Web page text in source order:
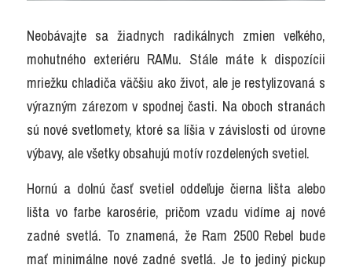
Neobávajte sa žiadnych radikálnych zmien veľkého,
mohutného exteriéru RAMu. Stále máte k dispozícii
mriežku chladiča väčšiu ako život, ale je restylizovaná s
výrazným zárezom v spodnej časti. Na oboch stranách
sú nové svetlomety, ktoré sa líšia v závislosti od úrovne
výbavy, ale všetky obsahujú motív rozdelených svetiel.
Hornú a dolnú časť svetiel oddeľuje čierna lišta alebo
lišta vo farbe karosérie, pričom vzadu vidíme aj nové
zadné svetlá. To znamená, že Ram 2500 Rebel bude
mať minimálne nové zadné svetlá. Je to jediný pickup